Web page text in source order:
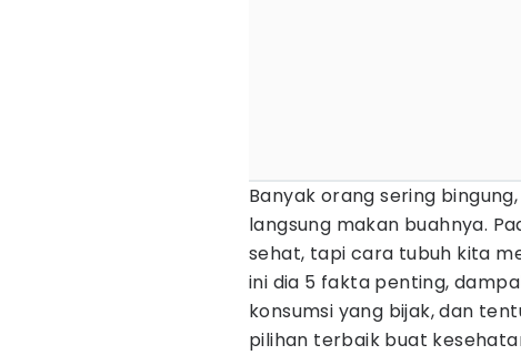
Banyak orang sering
langsung makan buahnya.
sehat, tapi cara tubuh kita
ini dia 5 fakta penting,
konsumsi yang bijak, dan
pilihan terbaik buat